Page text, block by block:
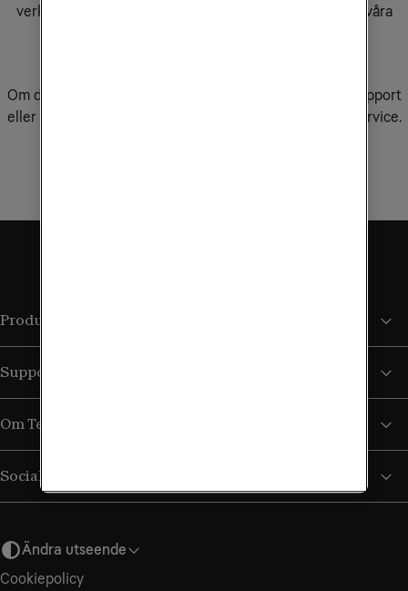
verksamhet? Boka tid för möte med säljare i någon av våra
Om du redan är kund hos Tele2 Företag och behöver support
eller service för dina tjänster ber vi dig kontakta kundservice.
Produkter och tjänster
Support
Om Tele2
Sociala medier
Ändra utseende
Cookiepolicy